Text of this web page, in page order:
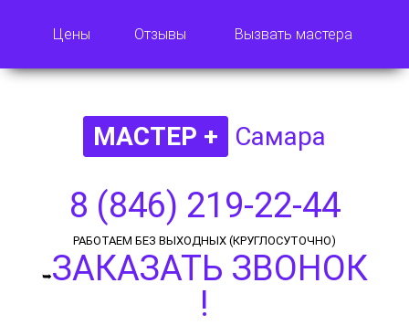
МАСТЕР + Самара
8 (846) 219-22-44
РАБОТАЕМ БЕЗ ВЫХОДНЫХ (КРУГЛОСУТОЧНО)
➥ЗАКАЗАТЬ ЗВОНОК
!
Цены Отзывы Вызвать мастера